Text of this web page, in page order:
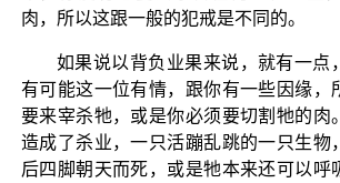
肉，所以这跟一般的犯戒是不同的。
如果说以背负业果来说，就有一点
有可能这一位有情，跟你有一些因缘，
要来宰杀牠，或是你必须要切割牠的肉
造成了杀业，一只活蹦乱跳的一只生物
后四脚朝天而死，或是牠本来还可以呼